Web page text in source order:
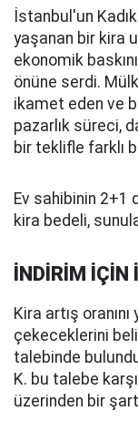
İstanbul'un
yaşanan bir kira
ekonomik
önüne serdi.
ikamet eden ve
pazarlık süreci,
bir teklifle farklı
Ev sahibinin 2+1
kira bedeli,
İNDİRİM İÇİN
Kira artış
çekeceklerini
talebinde
K. bu talebe
üzerinden bir